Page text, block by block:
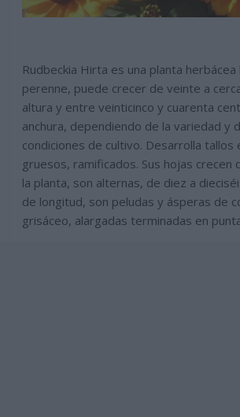
Rudbeckia Hirta es una planta herbácea
perenne, puede crecer de veinte a
altura y entre veinticinco y cuarenta
anchura, dependiendo de la variedad y
condiciones de cultivo. Desarrolla tallos
gruesos, ramificados. Sus hojas crecen
la planta, son alternas, de diez a
de longitud, son peludas y ásperas de
grisáceo, alargadas terminadas en